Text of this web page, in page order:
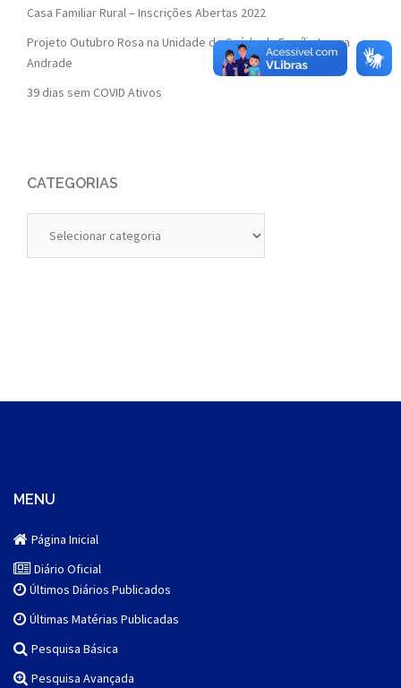
Casa Familiar Rural – Inscrições Abertas 2022
Projeto Outubro Rosa na Unidade de Saúde da Família Isaura
Andrade
39 dias sem COVID Ativos
CATEGORIAS
MENU
Página Inicial
Diário Oficial
Últimos Diários Publicados
Últimas Matérias Publicadas
Pesquisa Básica
Pesquisa Avançada